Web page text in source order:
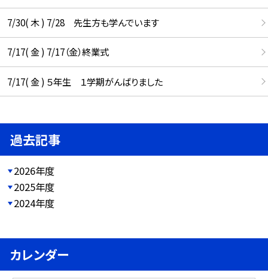
7/30( 木 ) 7/28 先生方も学んでいます
7/17( 金 ) 7/17（金）終業式
7/17( 金 ) ５年生 １学期がんばりました
過去記事
2026年度
2025年度
2024年度
カレンダー